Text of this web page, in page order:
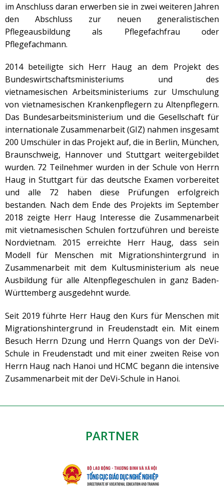
im Anschluss daran erwerben sie in zwei weiteren Jahren
den Abschluss zur neuen generalistischen
Pflegeausbildung als Pflegefachfrau oder
Pflegefachmann.
2014 beteiligte sich Herr Haug an dem Projekt des
Bundeswirtschaftsministeriums und des
vietnamesischen Arbeitsministeriums zur Umschulung
von vietnamesischen Krankenpflegern zu Altenpflegern.
Das Bundesarbeitsministerium und die Gesellschaft für
internationale Zusammenarbeit (GIZ) nahmen insgesamt
200 Umschüler in das Projekt auf, die in Berlin, München,
Braunschweig, Hannover und Stuttgart weitergebildet
wurden. 72 Teilnehmer wurden in der Schule von Herrn
Haug in Stuttgart für das deutsche Examen vorbereitet
und alle 72 haben diese Prüfungen erfolgreich
bestanden. Nach dem Ende des Projekts im September
2018 zeigte Herr Haug Interesse die Zusammenarbeit
mit vietnamesischen Schulen fortzuführen und bereiste
Nordvietnam. 2015 erreichte Herr Haug, dass sein
Modell für Menschen mit Migrationshintergrund in
Zusammenarbeit mit dem Kultusministerium als neue
Ausbildung für alle Altenpflegeschulen in ganz Baden-
Württemberg ausgedehnt wurde.
Seit 2019 führte Herr Haug den Kurs für Menschen mit
Migrationshintergrund in Freudenstadt ein. Mit einem
Besuch Herrn Dzung und Herrn Quangs von der DeVi-
Schule in Freudenstadt und mit einer zweiten Reise von
Herrn Haug nach Hanoi und HCMC begann die intensive
Zusammenarbeit mit der DeVi-Schule in Hanoi.
PARTNER